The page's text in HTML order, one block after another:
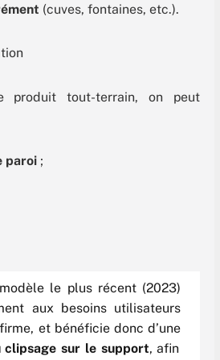
(cuves, fontaines, etc.).
produit tout-terrain, on peut
paroi ;
le plus récent (2023)
aux besoins utilisateurs
et bénéficie donc d’une
sur le support, afin